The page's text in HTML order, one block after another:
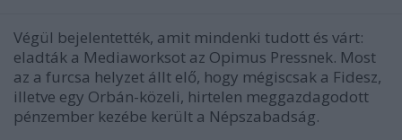
Végül bejelentették, amit mindenki tudott és várt:
eladták a Mediaworksot az Opimus Pressnek. Most
az a furcsa helyzet állt elő, hogy mégiscsak a Fidesz,
illetve egy Orbán-közeli, hirtelen meggazdagodott
pénzember kezébe került a Népszabadság.